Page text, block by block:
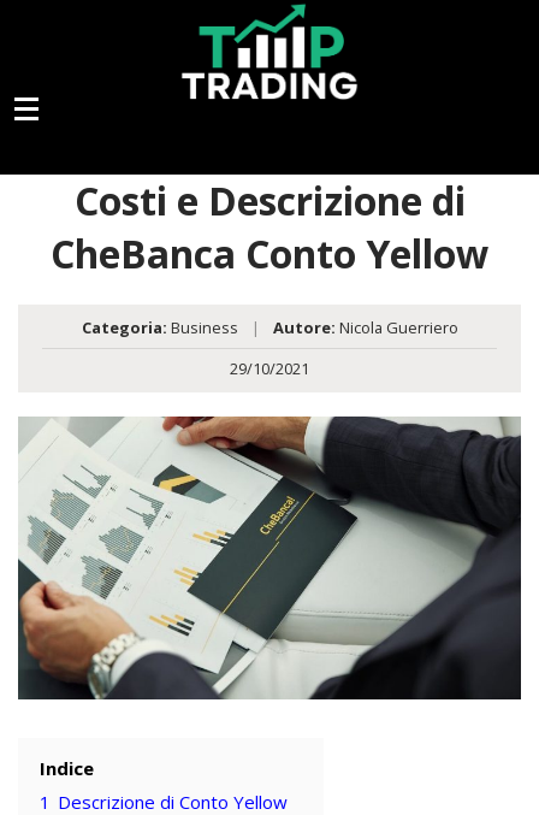
Costi e Descrizione di
CheBanca Conto Yellow
Categoria: Business | Autore: Nicola Guerriero
29/10/2021
Indice
1 Descrizione di Conto Yellow